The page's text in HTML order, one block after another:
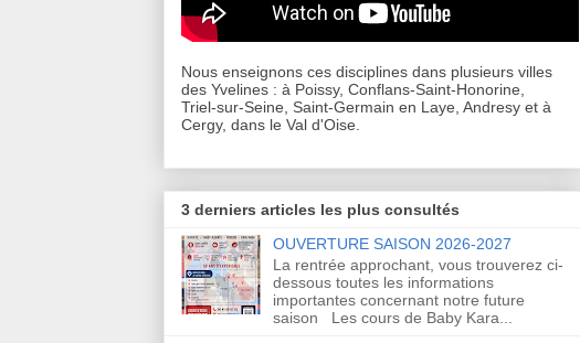
Nous enseignons ces disciplines dans plusieurs villes
des Yvelines : à Poissy, Conflans-Saint-Honorine,
Triel-sur-Seine, Saint-Germain en Laye, Andresy et à
Cergy, dans le Val d'Oise.
3 derniers articles les plus consultés
OUVERTURE SAISON 2026-2027
La rentrée approchant, vous trouverez ci-
dessous toutes les informations
importantes concernant notre future
saison Les cours de Baby Kara...